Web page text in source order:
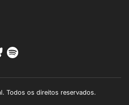
Todos os direitos reservados.